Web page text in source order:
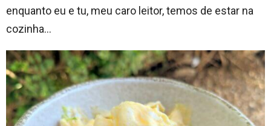
enquanto eu e tu, meu caro leitor, temos de estar na
cozinha…